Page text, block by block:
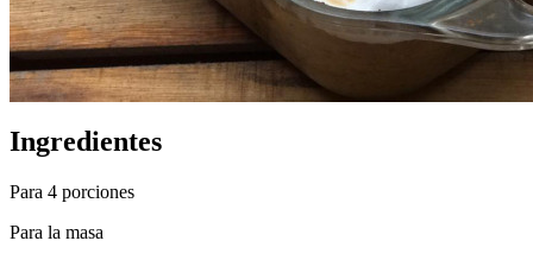
Ingredientes
Para 4 porciones
Para la masa